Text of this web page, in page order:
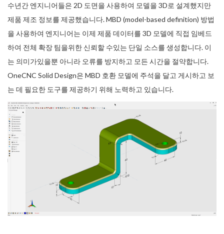
수년간 엔지니어들은 2D 도면을 사용하여 모델을 3D로 설계했지만
제품 제조 정보를 제공했습니다. MBD (model-based definition) 방법
을 사용하여 엔지니어는 이제 제품 데이터를 3D 모델에 직접 임베드
하여 전체 확장 팀을위한 신뢰할 수있는 단일 소스를 생성합니다. 이
는 의미가있을뿐 아니라 오류를 방지하고 모든 시간을 절약합니다.
OneCNC Solid Design은 MBD 호환 모델에 주석을 달고 게시하고 보
는 데 필요한 도구를 제공하기 위해 노력하고 있습니다.